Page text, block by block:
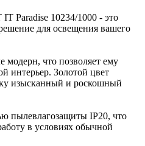
Paradise 10234/1000 - это
для освещения вашего
модерн, что позволяет ему
интерьер. Золотой цвет
изысканный и роскошный
пылевлагозащиты IP20, что
в условиях обычной